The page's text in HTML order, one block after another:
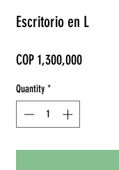
Escritorio en L
COP 1,300,000Price
Quantity *